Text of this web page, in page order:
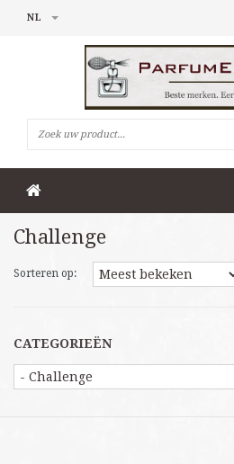
NL
Challenge
Sorteren op:
CATEGORIEËN